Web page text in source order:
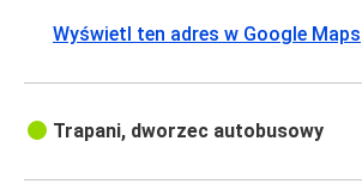
Wyświetl ten adres w Google Maps
Trapani, dworzec autobusowy